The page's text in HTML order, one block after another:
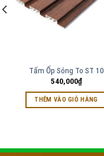
Tấm Ốp Sóng To ST 10
540,000₫
THÊM VÀO GIỎ HÀNG